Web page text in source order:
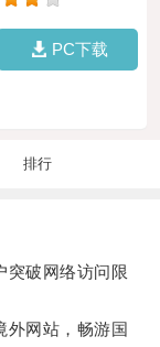
PC下载
排行
破网络访问限
网站，畅游国